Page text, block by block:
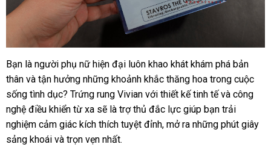
Trứng
Rung
Vivian
10
Chế
Độ
Điều
Bạn là người phụ nữ hiện đại luôn khao khát khám phá bản
thân và tận hưởng những khoảnh khắc thăng hoa trong cuộc
sống tình dục? Trứng rung Vivian với thiết kế tinh tế và công
nghệ điều khiển từ xa sẽ là trợ thủ đắc lực giúp bạn trải
nghiệm cảm giác kích thích tuyệt đỉnh, mở ra những phút giây
sảng khoái và trọn vẹn nhất.